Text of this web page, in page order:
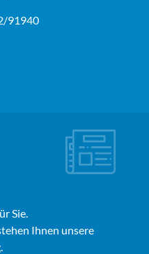
91940
Sie.
Ihnen unsere